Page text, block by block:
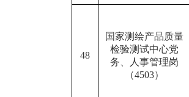
48
国家测绘产品质量
检验测试中心党
务、人事管理岗
（4503）